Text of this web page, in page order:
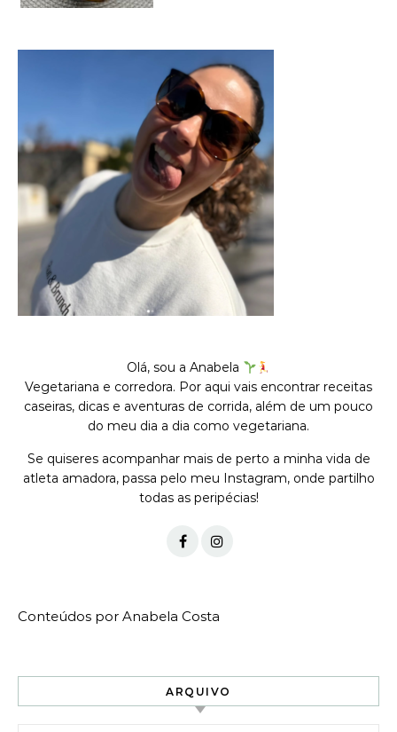
Olá, sou a Anabela
Vegetariana e corredora. Por aqui vais encontrar receitas
caseiras, dicas e aventuras de corrida, além de um pouco
do meu dia a dia como vegetariana.
Se quiseres acompanhar mais de perto a minha vida de
atleta amadora, passa pelo meu Instagram, onde partilho
todas as peripécias!
Conteúdos por Anabela Costa
ARQUIVO